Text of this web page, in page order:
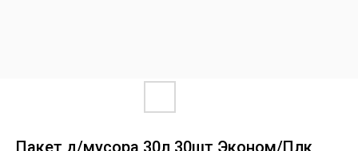
Пакет д/мусора 30л 30шт Эконом/Плк